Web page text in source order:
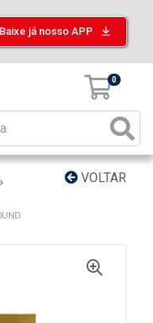
Baixe já nosso APP
0
VOLTAR